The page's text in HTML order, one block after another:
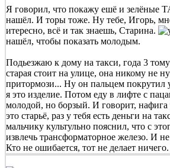
Я говорил, что покажу ешё и зелёные
нашёл. И торы тоже. Ну тебе, Игорь,
итересно, всё и так знаешь, Старина.
нашёл, чтобы показать молодым.
Подьезжаю к дому на такси, года 3
старая стоит на улице, она никому не
притормози... Ну он пальцем покрутил
я это изделие. Потом еду в лифте с
молодой, но борзый. И говорит, нафига
это старьё, раз у тебя есть деньги на
мальчику культульно пояснил, что с
извлечь трансформаторное железо. И не
Кто не ошибается, тот не делает ничего.